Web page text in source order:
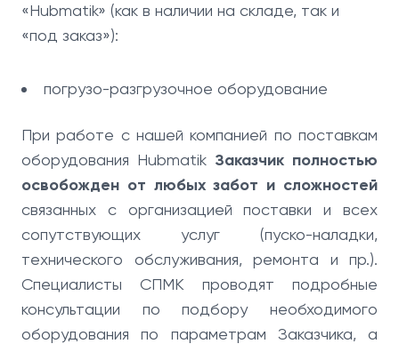
«Hubmatik» (как в наличии на складе, так и
«под заказ»):
погрузо-разгрузочное оборудование
При работе с нашей компанией по поставкам
оборудования Hubmatik Заказчик полностью
освобожден от любых забот и сложностей
связанных с организацией поставки и всех
сопутствующих услуг (пуско-наладки,
технического обслуживания, ремонта и пр.).
Специалисты СПМК проводят подробные
консультации по подбору необходимого
оборудования по параметрам Заказчика, а